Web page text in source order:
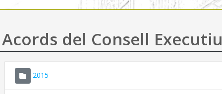
Acords del Consell Executiu
2015